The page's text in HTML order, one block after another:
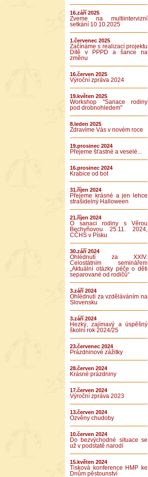
16.září 2025
Zveme na multiintervizní
setkání 10.10.2025
1.červenec 2025
Začínáme s realizací projektu
Dítě v PPPD a šance na
změnu
16.červen 2025
Výroční zpráva 2024
19.květen 2025
Workshop "Sanace rodiny
pod drobnohledem"
8.leden 2025
Zdravíme Vás v novém roce
19.prosinec 2024
Přejeme šťastné a veselé...
16.prosinec 2024
Krabice od bot
31.říjen 2024
Přejeme krásné a jen lehce
strašidelný Halloween
21.říjen 2024
O sanaci rodiny s Věrou
Bechyňovou 25.11. 2024,
CČHS v Písku
30.září 2024
Ohlédnutí za XXIV.
Celostátním seminářem
„Aktuální otázky péče o děti
separované od rodičů“
3.září 2024
Ohlédnutí za vzděláváním na
Slovensku
3.září 2024
Hezký, zajímavý a úspěšný
školní rok 2024/25
23.červenec 2024
Prázdninové zážitky
28.červen 2024
Krásné prázdniny
17.červen 2024
Výroční zpráva 2023
13.červen 2024
Ozvěny chudoby
10.červen 2024
Do bezvýchodné situace se
už v podstatě narodí
15.květen 2024
Tisková konference HMP ke
Dnům pěstounství